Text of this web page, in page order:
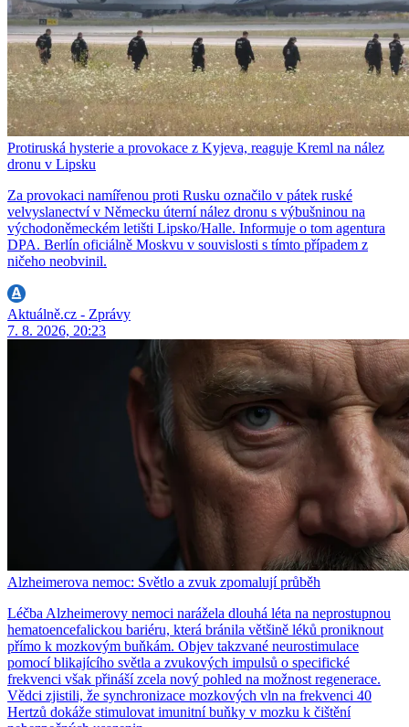
Protiruská hysterie a provokace z Kyjeva, reaguje Kreml na nález
dronu v Lipsku
Za provokaci namířenou proti Rusku označilo v pátek ruské
velvyslanectví v Německu úterní nález dronu s výbušninou na
východoněmeckém letišti Lipsko/Halle. Informuje o tom agentura
DPA. Berlín oficiálně Moskvu v souvislosti s tímto případem z
ničeho neobvinil.
Aktuálně.cz - Zprávy
7. 8. 2026, 20:23
Alzheimerova nemoc: Světlo a zvuk zpomalují průběh
Léčba Alzheimerovy nemoci narážela dlouhá léta na neprostupnou
hematoencefalickou bariéru, která bránila většině léků proniknout
přímo k mozkovým buňkám. Objev takzvané neurostimulace
pomocí blikajícího světla a zvukových impulsů o specifické
frekvenci však přináší zcela nový pohled na možnost regenerace.
Vědci zjistili, že synchronizace mozkových vln na frekvenci 40
Hertzů dokáže stimulovat imunitní buňky v mozku k čištění